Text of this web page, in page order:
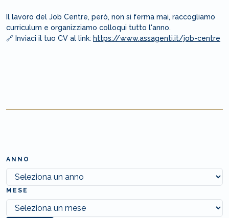
Il lavoro del Job Centre, però, non si ferma mai, raccogliamo
curriculum e organizziamo colloqui tutto l'anno.
🔗 Inviaci il tuo CV al link: https://www.assagenti.it/job-centre
ANNO
MESE